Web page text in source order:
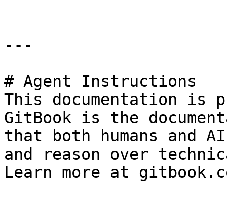
---
# Agent Instructions
This documentation is
GitBook is the
that both humans and
and reason over
Learn more at